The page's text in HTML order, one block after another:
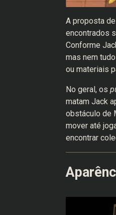
A proposta
encontrados
Conforme
mas nem
ou materiais
No geral, os
matam Jack
obstáculo de
mover até
encontrar